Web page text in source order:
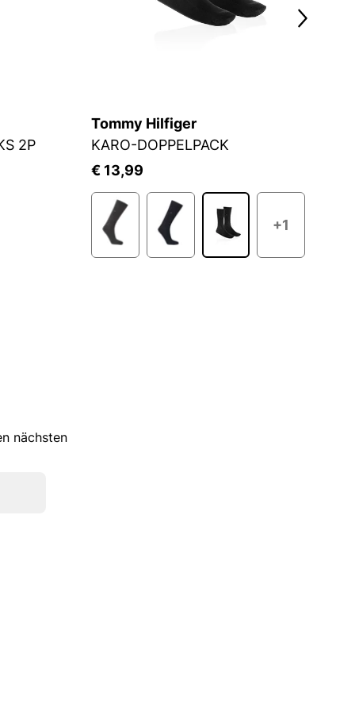
2P
Tommy Hilfiger
KARO-DOPPELPACK
€ 13,99
+1
nächsten